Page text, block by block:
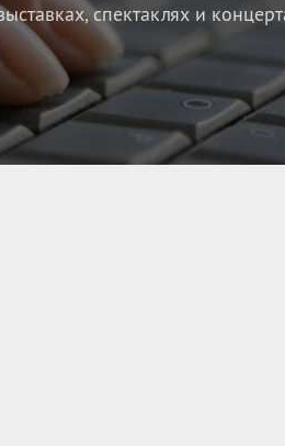
спектаклях и